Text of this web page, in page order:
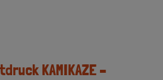
KAMIKAZE –